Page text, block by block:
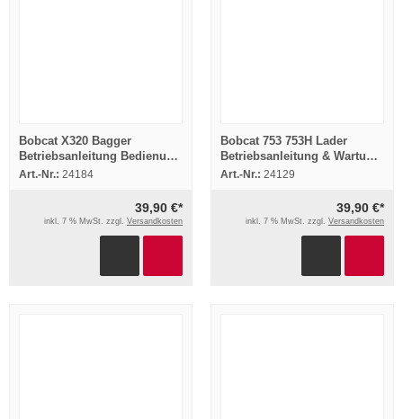
Bobcat X320 Bagger
Betriebsanleitung Bedienung
Wartung 1998
Art.-Nr.: 24184
39,90 €*
inkl. 7 % MwSt. zzgl. Versandkosten
Bobcat 753 753H Lader
Betriebsanleitung & Wartung
1997
Art.-Nr.: 24129
39,90 €*
inkl. 7 % MwSt. zzgl. Versandkosten